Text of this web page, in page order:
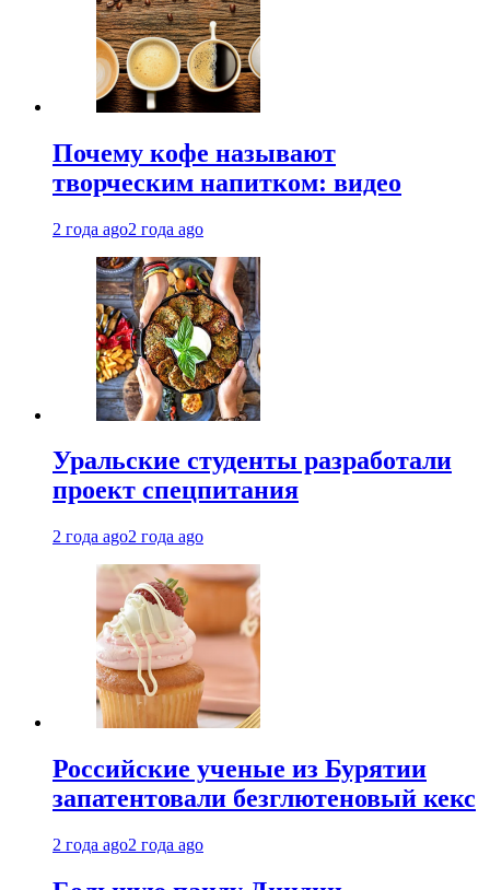
Почему кофе называют
творческим напитком: видео
2 года ago2 года ago
Уральские студенты разработали
проект спецпитания
2 года ago2 года ago
Российские ученые из Бурятии
запатентовали безглютеновый кекс
2 года ago2 года ago